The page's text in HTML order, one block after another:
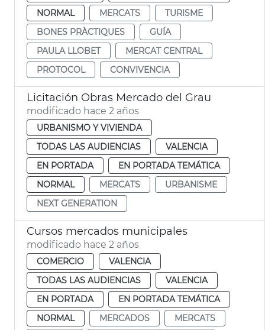
NORMAL
MERCATS
TURISME
BONES PRÀCTIQUES
GUÍA
PAULA LLOBET
MERCAT CENTRAL
PROTOCOL
CONVIVENCIA
Licitación Obras Mercado del Grau
modificado hace 2 años
URBANISMO Y VIVIENDA
TODAS LAS AUDIENCIAS
VALENCIA
EN PORTADA
EN PORTADA TEMÁTICA
NORMAL
MERCATS
URBANISME
NEXT GENERATION
Cursos mercados municipales
modificado hace 2 años
COMERCIO
VALENCIA
TODAS LAS AUDIENCIAS
VALENCIA
EN PORTADA
EN PORTADA TEMÁTICA
NORMAL
MERCADOS
MERCATS